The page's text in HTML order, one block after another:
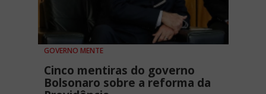
GOVERNO MENTE
Cinco mentiras do governo
Bolsonaro sobre a reforma da